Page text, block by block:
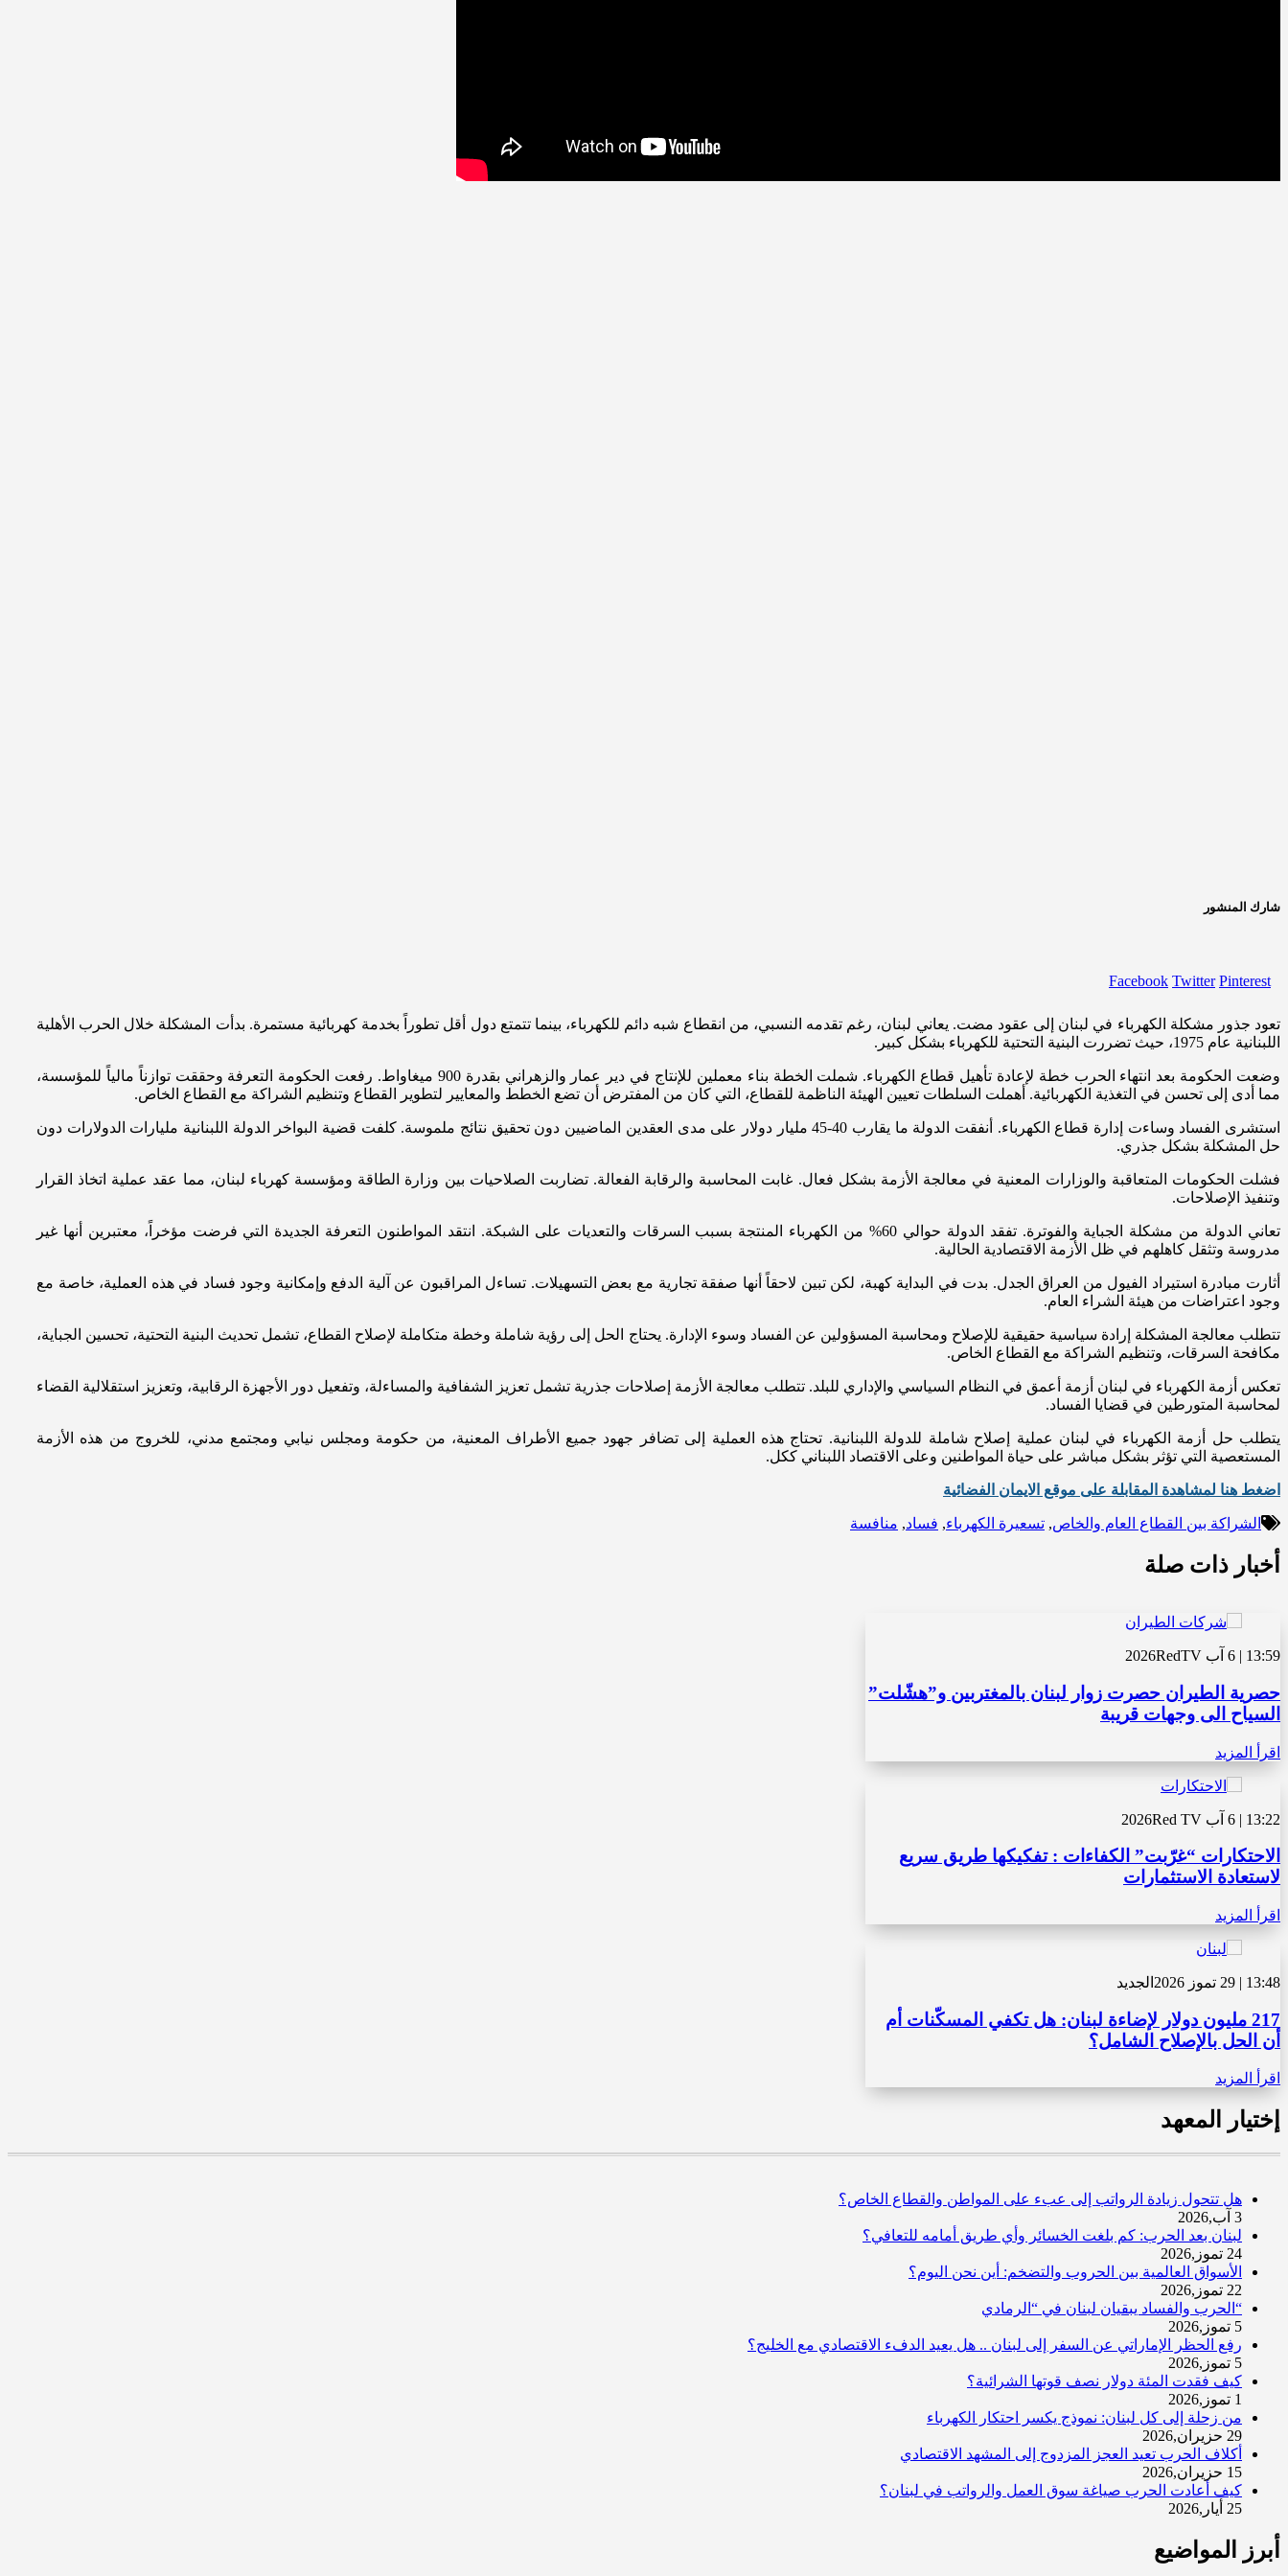
شارك المنشور
Facebook Twitter Pinterest
تعود جذور مشكلة الكهرباء في لبنان إلى عقود مضت. يعاني لبنان، رغم تقدمه النسبي، من انقطاع شبه دائم للكهرباء، بينما تتمتع دول أقل تطوراً بخدمة كهربائية مستمرة. بدأت المشكلة خلال الحرب الأهلية
اللبنانية عام 1975، حيث تضررت البنية التحتية للكهرباء بشكل كبير.
وضعت الحكومة بعد انتهاء الحرب خطة لإعادة تأهيل قطاع الكهرباء. شملت الخطة بناء معملين للإنتاج في دير عمار والزهراني بقدرة 900 ميغاواط. رفعت الحكومة التعرفة وحققت توازناً مالياً للمؤسسة،
مما أدى إلى تحسن في التغذية الكهربائية. أهملت السلطات تعيين الهيئة الناظمة للقطاع، التي كان من المفترض أن تضع الخطط والمعايير لتطوير القطاع وتنظيم الشراكة مع القطاع الخاص.
استشرى الفساد وساءت إدارة قطاع الكهرباء. أنفقت الدولة ما يقارب 40-45 مليار دولار على مدى العقدين الماضيين دون تحقيق نتائج ملموسة. كلفت قضية البواخر الدولة اللبنانية مليارات الدولارات دون
حل المشكلة بشكل جذري.
فشلت الحكومات المتعاقبة والوزارات المعنية في معالجة الأزمة بشكل فعال. غابت المحاسبة والرقابة الفعالة. تضاربت الصلاحيات بين وزارة الطاقة ومؤسسة كهرباء لبنان، مما عقد عملية اتخاذ القرار
وتنفيذ الإصلاحات.
تعاني الدولة من مشكلة الجباية والفوترة. تفقد الدولة حوالي 60% من الكهرباء المنتجة بسبب السرقات والتعديات على الشبكة. انتقد المواطنون التعرفة الجديدة التي فرضت مؤخراً، معتبرين أنها غير
مدروسة وتثقل كاهلهم في ظل الأزمة الاقتصادية الحالية.
أثارت مبادرة استيراد الفيول من العراق الجدل. بدت في البداية كهبة، لكن تبين لاحقاً أنها صفقة تجارية مع بعض التسهيلات. تساءل المراقبون عن آلية الدفع وإمكانية وجود فساد في هذه العملية، خاصة مع
وجود اعتراضات من هيئة الشراء العام.
تتطلب معالجة المشكلة إرادة سياسية حقيقية للإصلاح ومحاسبة المسؤولين عن الفساد وسوء الإدارة. يحتاج الحل إلى رؤية شاملة وخطة متكاملة لإصلاح القطاع، تشمل تحديث البنية التحتية، تحسين الجباية،
مكافحة السرقات، وتنظيم الشراكة مع القطاع الخاص.
تعكس أزمة الكهرباء في لبنان أزمة أعمق في النظام السياسي والإداري للبلد. تتطلب معالجة الأزمة إصلاحات جذرية تشمل تعزيز الشفافية والمساءلة، وتفعيل دور الأجهزة الرقابية، وتعزيز استقلالية القضاء
لمحاسبة المتورطين في قضايا الفساد.
يتطلب حل أزمة الكهرباء في لبنان عملية إصلاح شاملة للدولة اللبنانية. تحتاج هذه العملية إلى تضافر جهود جميع الأطراف المعنية، من حكومة ومجلس نيابي ومجتمع مدني، للخروج من هذه الأزمة
المستعصية التي تؤثر بشكل مباشر على حياة المواطنين وعلى الاقتصاد اللبناني ككل.
اضغط هنا لمشاهدة المقابلة على موقع الايمان الفضائية
الشراكة بين القطاع العام والخاص, تسعيرة الكهرباء, فساد, منافسة
أخبار ذات صلة
13:59 | 6 آب 2026 RedTV
حصرية الطيران حصرت زوار لبنان بالمغتربين و”هشّلت”
السياح الى وجهات قريبة
اقرأ المزيد
13:22 | 6 آب 2026 Red TV
الاحتكارات “غرّبت” الكفاءات : تفكيكها طريق سريع
لاستعادة الاستثمارات
اقرأ المزيد
13:48 | 29 تموز 2026 الجديد
217 مليون دولار لإضاءة لبنان: هل تكفي المسكّنات أم
أن الحل بالإصلاح الشامل؟
اقرأ المزيد
إختيار المعهد
هل تتحول زيادة الرواتب إلى عبء على المواطن والقطاع الخاص؟
3 آب,2026
لبنان بعد الحرب: كم بلغت الخسائر وأي طريق أمامه للتعافي؟
24 تموز,2026
الأسواق العالمية بين الحروب والتضخم: أين نحن اليوم؟
22 تموز,2026
“الحرب والفساد يبقيان لبنان في “الرمادي
5 تموز,2026
رفع الحظر الإماراتي عن السفر إلى لبنان .. هل يعيد الدفء الاقتصادي مع الخليج؟
5 تموز,2026
كيف فقدت المئة دولار نصف قوتها الشرائية؟
1 تموز,2026
من زحلة إلى كل لبنان: نموذج يكسر احتكار الكهرباء
29 حزيران,2026
أكلاف الحرب تعيد العجز المزدوج إلى المشهد الاقتصادي
15 حزيران,2026
كيف أعادت الحرب صياغة سوق العمل والرواتب في لبنان؟
25 أيار,2026
أبرز المواضيع